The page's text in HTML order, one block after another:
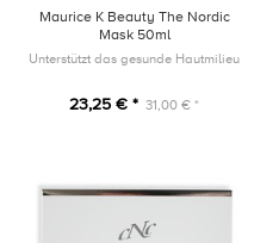
Maurice K Beauty The Nordic
Mask 50ml
Unterstützt das gesunde Hautmilieu
23,25 € * 31,00 € *